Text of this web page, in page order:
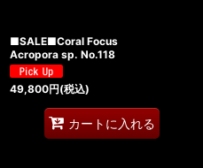
■SALE■Coral Focus
Acropora sp. No.118
49,800円(税込)
カートに入れる